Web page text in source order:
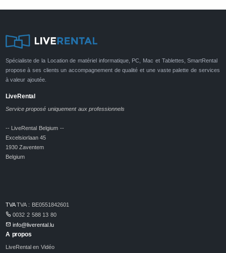
Spécialiste de la Location de matériel informatique, PC, Mac et Tablettes, SmartRental
propose à ses clients un accompagnement de qualité et une vaste palette de services
à valeur ajoutée.
LiveRental
Service proposé uniquement aux professionnels
-- LiveRental Belgium --
Excelsiorlaan 45
1930 Zaventem
Belgium
TVATVA : BE0551842601
0032 2 588 13 80
info@liverental.lu
A propos
LiveRental en Vidéo